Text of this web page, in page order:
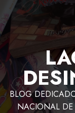
BLOG
NACIONAL DE